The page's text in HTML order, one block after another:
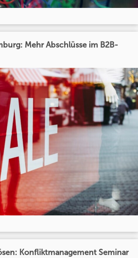
Mehr Abschlüsse im B2B-
Konfliktmanagement Seminar